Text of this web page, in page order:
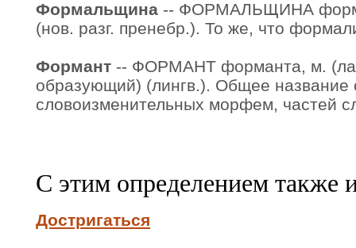
Формальщина -- ФОРМАЛЬЩИНА
(нов. разг. пренебр.). То же, что
Формант -- ФОРМАНТ форманта, м.
образующий) (лингв.). Общее название
словоизменительных морфем, частей
С этим определением также
Достригаться